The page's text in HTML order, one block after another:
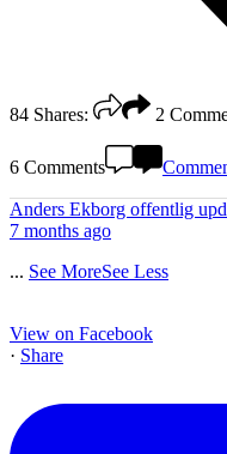
84 Shares: 2
6 Comments
Anders Ekborg offentlig
7 months ago
... See MoreSee Less
View on Facebook
· Share